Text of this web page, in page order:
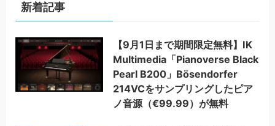
新着記事
【9月1日まで期間限定無料】IK
Multimedia「Pianoverse Black
Pearl B200」Bösendorfer
214VCをサンプリングしたピア
ノ音源（€99.99）が無料